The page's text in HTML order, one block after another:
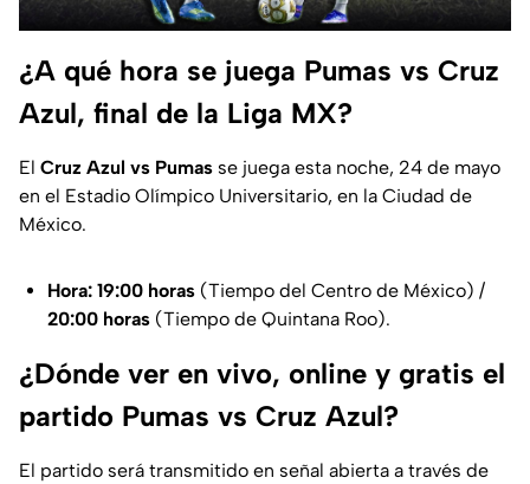
¿A qué hora se juega Pumas vs Cruz
Azul, final de la Liga MX?
El Cruz Azul vs Pumas se juega esta noche, 24 de mayo
en el Estadio Olímpico Universitario, en la Ciudad de
México.
Hora: 19:00 horas (Tiempo del Centro de México) /
20:00 horas (Tiempo de Quintana Roo).
¿Dónde ver en vivo, online y gratis el
partido Pumas vs Cruz Azul?
El partido será transmitido en señal abierta a través de